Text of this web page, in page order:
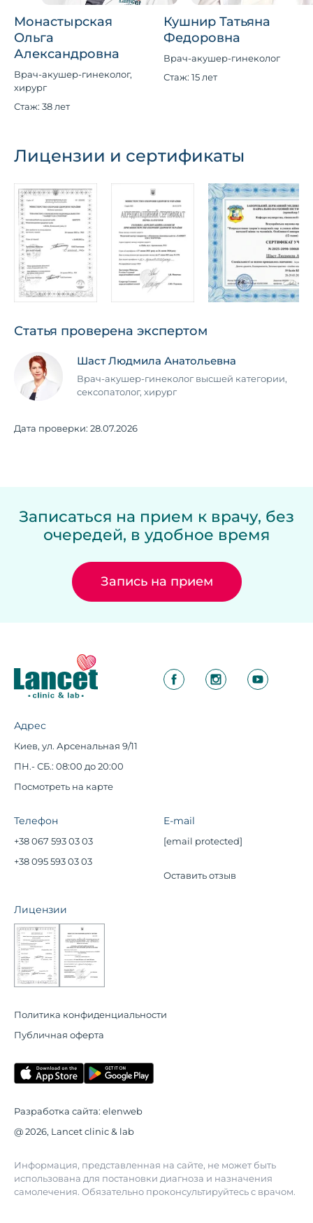
Монастырская
Ольга
Александровна
Врач-акушер-гинеколог,
хирург
Стаж: 38 лет
Кушнир Татьяна
Федоровна
Врач-акушер-гинеколог
Стаж: 15 лет
Лицензии и сертификаты
Статья проверена экспертом
Шаст Людмила Анатольевна
Врач-акушер-гинеколог высшей категории,
сексопатолог, хирург
Дата проверки: 28.07.2026
Записаться на прием к врачу, без
очередей, в удобное время
Запись на прием
Адрес
Киев, ул. Арсенальная 9/11
ПН.- СБ.: 08:00 до 20:00
Посмотреть на карте
Телефон
+38 067 593 03 03
+38 095 593 03 03
E-mail
[email protected]
Оставить отзыв
Лицензии
Политика конфиденциальности
Публичная оферта
Разработка сайта: elenweb
@ 2026, Lancet clinic & lab
Информация, представленная на сайте, не может быть
использована для постановки диагноза и назначения
самолечения. Обязательно проконсультируйтесь с врачом.